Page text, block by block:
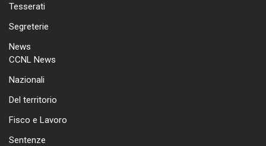
Tesserati
Segreterie
News
CCNL News
Nazionali
Del territorio
Fisco e Lavoro
Sentenze